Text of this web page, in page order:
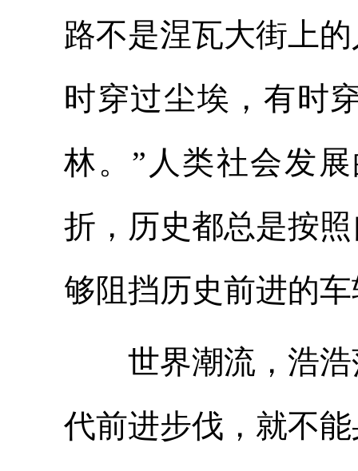
路不是涅瓦大街上
时穿过尘埃，有时
林。”人类社会发
折，历史都总是按
够阻挡历史前进的
世界潮流，浩浩
代前进步伐，就不